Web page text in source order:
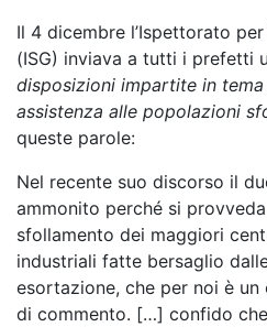
Il 4 dicembre l’Ispettorato
(ISG) inviava a tutti i prefetti
disposizioni impartite in
assistenza alle popolazioni
queste parole:
Nel recente suo discorso il
ammonito perché si
sfollamento dei maggiori
industriali fatte bersaglio
esortazione, che per noi è un
di commento. […] confido